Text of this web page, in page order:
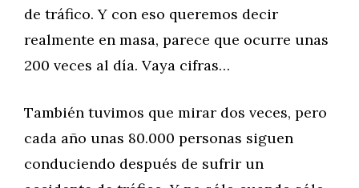
de tráfico. Y con eso queremos decir
realmente en masa, parece que ocurre unas
200 veces al día. Vaya cifras…
También tuvimos que mirar dos veces, pero
cada año unas 80.000 personas siguen
conduciendo después de sufrir un